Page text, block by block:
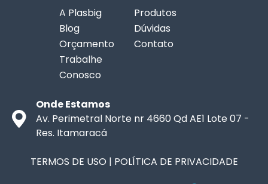
A Plasbig
Produtos
Blog
Dúvidas
Orçamento
Contato
Trabalhe
Conosco
Onde Estamos
Av. Perimetral Norte nr 4660 Qd AE1 Lote 07 -
Res. Itamaracá
TERMOS DE USO | POLÍTICA DE PRIVACIDADE